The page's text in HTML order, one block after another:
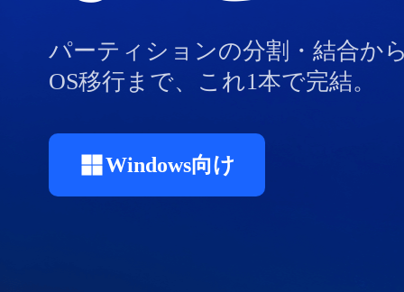
パーティションの分割・結合か
OS移行まで、これ1本で完結。
Windows向け